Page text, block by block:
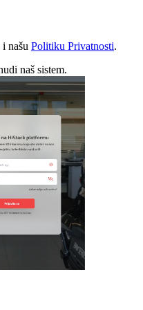
našu Politiku Privatnosti.
naš sistem.